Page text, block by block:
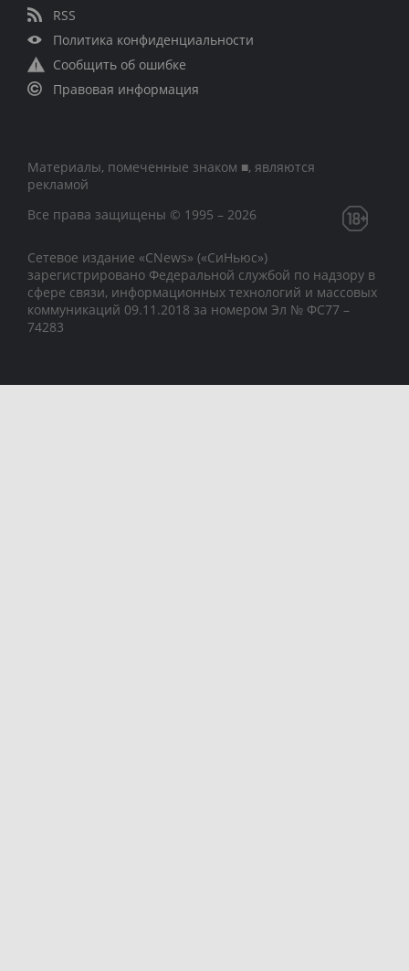
RSS
Политика конфиденциальности
Сообщить об ошибке
Правовая информация
Материалы, помеченные знаком ■, являются
рекламой
Все права защищены © 1995 – 2026
Сетевое издание «CNews» («СиНьюс»)
зарегистрировано Федеральной службой по надзору в
сфере связи, информационных технологий и массовых
коммуникаций 09.11.2018 за номером Эл № ФС77 –
74283